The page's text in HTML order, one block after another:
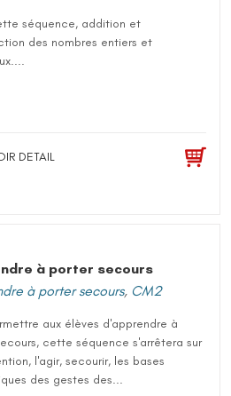
séquence, addition et
des nombres entiers et
DETAIL
à porter secours
à porter secours, CM2
aux élèves d'apprendre à
cette séquence s'arrêtera sur
l'agir, secourir, les bases
des gestes des...